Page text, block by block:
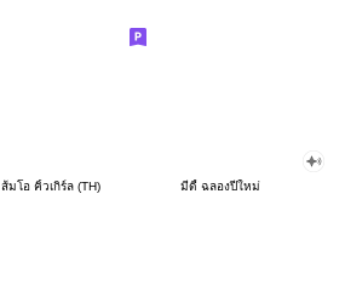
ส้มโอ คิ้วเกิร์ล (TH) มีดี้ ฉลองปีใหม่